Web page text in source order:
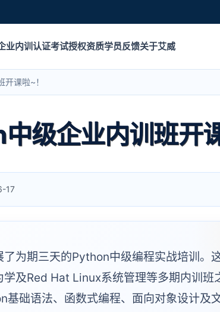
业内训认证考试授权资质学员反馈关于艾威
课啦~！
级企业内训班开
17
为期三天的Python中级编程实战培训。
及Red Hat Linux系统管理等多期内训班
础语法、函数式编程、面向对象设计及